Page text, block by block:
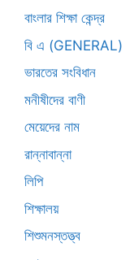
বাংলার শিক্ষা কেন্দ্র
বি এ (GENERAL)
ভারতের সংবিধান
মনীষীদের বাণী
মেয়েদের নাম
রান্নাবান্না
লিপি
শিক্ষালয়
শিশুমনস্তত্ত্ব